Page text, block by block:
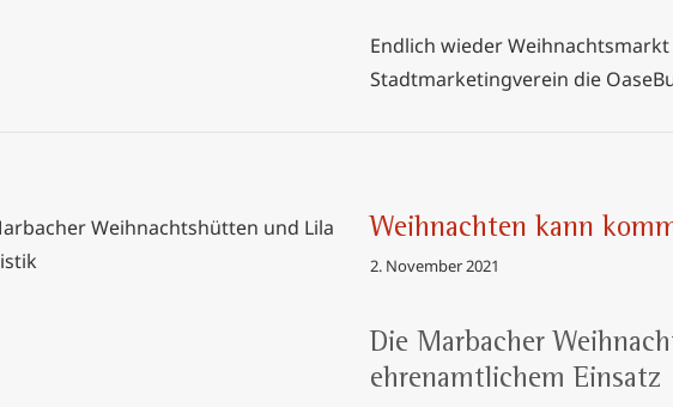
Endlich wieder
Stadtmarketingverein die
Weihnachten kann
2. November 2021
Die Marbacher
ehrenamtlichem Einsatz